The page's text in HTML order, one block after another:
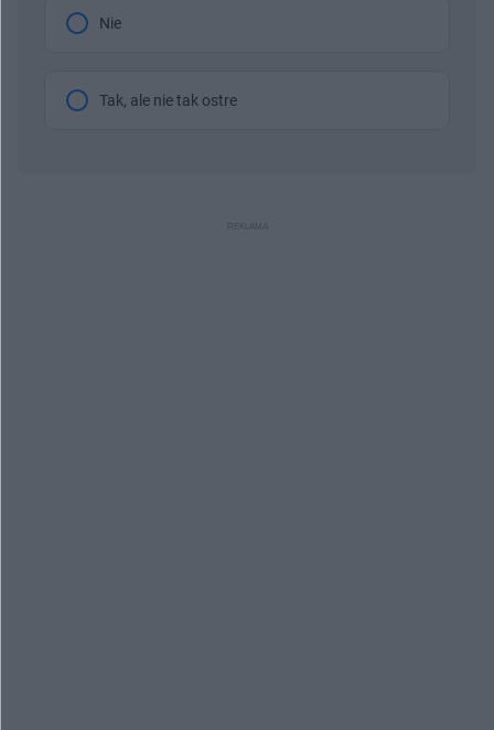
Nie
Tak, ale nie tak ostre